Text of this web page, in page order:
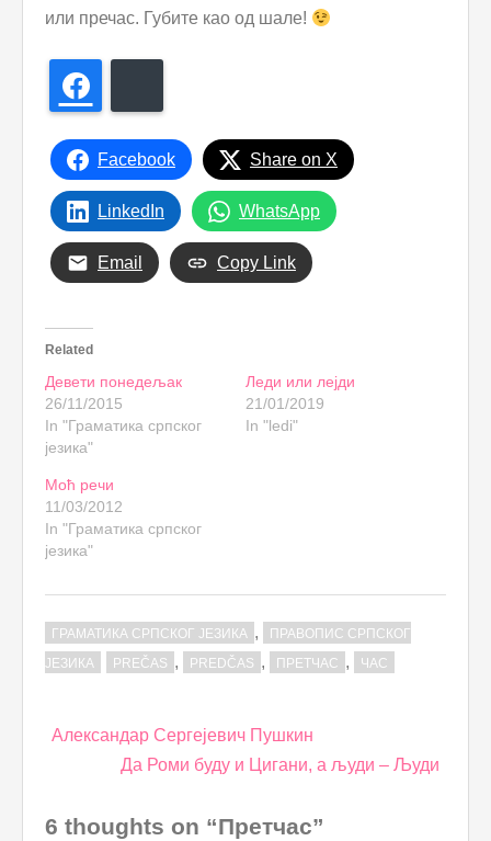
или пречас. Губите као од шале!
Facebook Share on X
LinkedIn WhatsApp
Email Copy Link
Related
Девети понедељак
26/11/2015
In "Граматика српског
језика"
Леди или лејди
21/01/2019
In "ledi"
Моћ речи
11/03/2012
In "Граматика српског
језика"
ГРАМАТИКА СРПСКОГ ЈЕЗИКА ,
ПРАВОПИС СРПСКОГ
ЈЕЗИКА
PREČAS , PREDČAS , ПРЕТЧАС , ЧАС
Post
navigation
Александар Сергејевич Пушкин
Да Роми буду и Цигани, а људи – Људи
6 thoughts on “Претчас”